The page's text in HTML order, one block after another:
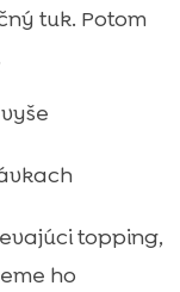
tuk. Potom
topping,
ho